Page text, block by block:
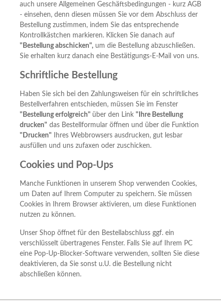
auch unsere Allgemeinen Geschäftsbedingungen - kurz AGB
- einsehen, denn diesen müssen Sie vor dem Abschluss der
Bestellung zustimmen, indem Sie das entsprechende
Kontrollkästchen markieren. Klicken Sie danach auf
"Bestellung abschicken", um die Bestellung abzuschließen.
Sie erhalten kurz danach eine Bestätigungs-E-Mail von uns.
Schriftliche Bestellung
Haben Sie sich bei den Zahlungsweisen für ein schriftliches
Bestellverfahren entschieden, müssen Sie im Fenster
"Bestellung erfolgreich" über den Link "Ihre Bestellung
drucken" das Bestellformular öffnen und über die Funktion
"Drucken" Ihres Webbrowsers ausdrucken, gut lesbar
ausfüllen und uns zufaxen oder zuschicken.
Cookies und Pop-Ups
Manche Funktionen in unserem Shop verwenden Cookies,
um Daten auf Ihrem Computer zu speichern. Sie müssen
Cookies in Ihrem Browser aktivieren, um diese Funktionen
nutzen zu können.
Unser Shop öffnet für den Bestellabschluss ggf. ein
verschlüsselt übertragenes Fenster. Falls Sie auf Ihrem PC
eine Pop-Up-Blocker-Software verwenden, sollten Sie diese
deaktivieren, da Sie sonst u.U. die Bestellung nicht
abschließen können.